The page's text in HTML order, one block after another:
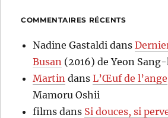
COMMENTAIRES RÉCENTS
Nadine Gastaldi dans
Busan (2016) de Yeon
Martin dansL’Œuf de l’ange
Mamoru Oshii
films dans Si douces, si